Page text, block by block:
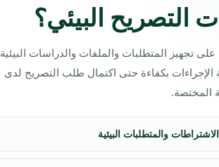
التصريح البيئي؟
تجهيز المتطلبات والملفات والدراسات البيئية
الإجراءات بكفاءة حتى اكتمال طلب التصريح لدى
المختصة.
والمتطلبات البيئية